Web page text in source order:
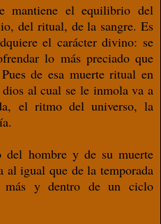
mantiene el equilibrio del
del ritual, de la sangre. Es
el carácter divino: se
lo más preciado que
de esa muerte ritual en
al cual se le inmola va a
el ritmo del universo, la
hombre y de su muerte
igual que de la temporada
más y dentro de un ciclo